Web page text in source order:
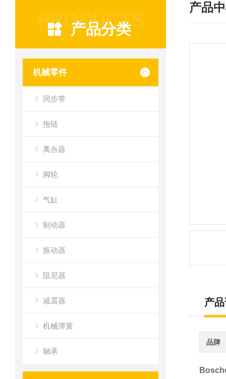
PRODUCTS
产品分类
机械零件
同步带
拖链
离合器
脚轮
气缸
制动器
振动器
阻尼器
减震器
机械弹簧
轴承
产品
产
品牌